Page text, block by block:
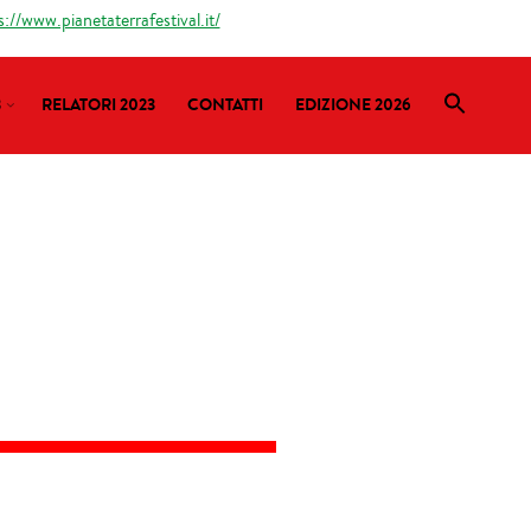
RELATORI 2023 CONTATTI EDIZIONE 2026
www.pianetaterrafestival.it/